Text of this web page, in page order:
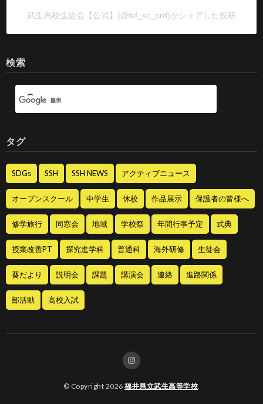
武生高校生徒会【公式】(@tkf_sc_prd)がシェアした投稿
検索
タグ
SDGs SSH SSH NEWS アクティブニュース
オープンスクール 中学生 休校 作品展示 保護者の皆様へ
修学旅行 同窓会 地域 学校祭 年間行事予定 式典
授業改善PT 探究進学科 普通科 海外研修 生徒会
葵だより 説明会 課題 講演会 連絡 進路関係
部活動 高校入試
© Copyright 2026 福井県立武生高等学校